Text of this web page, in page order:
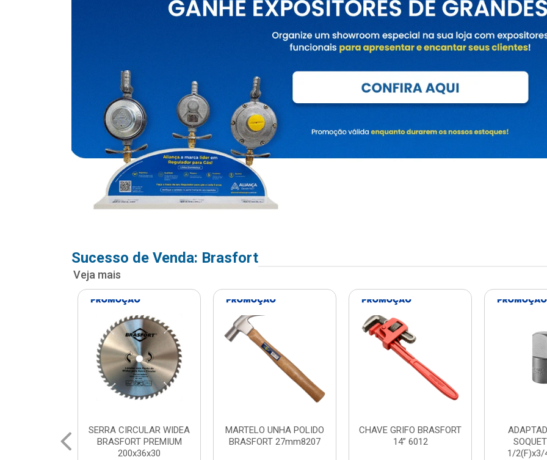
Sucesso de Venda: Brasfort
Veja mais
MARTELO UNHA POLIDO
BRASFORT 27mm8207
CHAVE GRIFO BRASFORT
14” 6012
ADAPTADOR PARA
SOQUETE WAFT